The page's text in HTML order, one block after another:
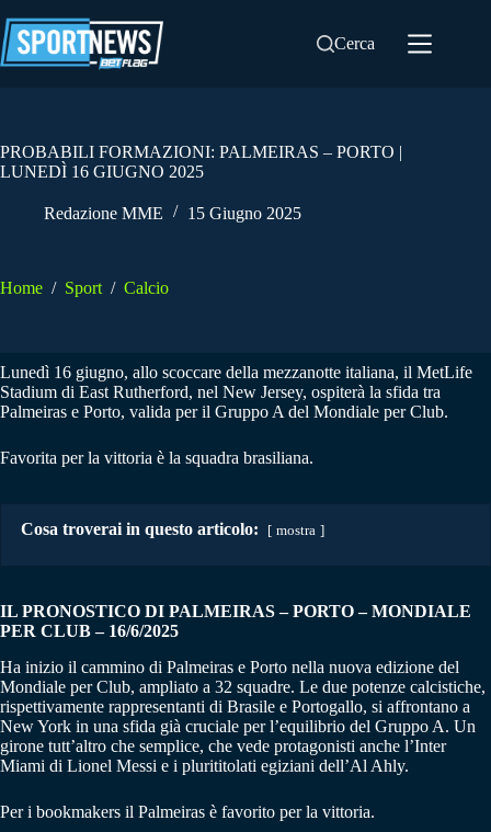
al
contenuto
Cerca
PROBABILI FORMAZIONI: PALMEIRAS – PORTO |
LUNEDÌ 16 GIUGNO 2025
Redazione MME 15 Giugno 2025
Home / Sport / Calcio
Lunedì 16 giugno, allo scoccare della mezzanotte italiana, il MetLife
Stadium di East Rutherford, nel New Jersey, ospiterà la sfida tra
Palmeiras e Porto, valida per il Gruppo A del Mondiale per Club.
Favorita per la vittoria è la squadra brasiliana.
Cosa troverai in questo articolo: mostra
IL PRONOSTICO DI PALMEIRAS – PORTO– MONDIALE
PER CLUB– 16/6/2025
Ha inizio il cammino di Palmeiras e Porto nella nuova edizione del
Mondiale per Club, ampliato a 32 squadre. Le due potenze calcistiche,
rispettivamente rappresentanti di Brasile e Portogallo, si affrontano a
New York in una sfida già cruciale per l’equilibrio del Gruppo A. Un
girone tutt’altro che semplice, che vede protagonisti anche l’Inter
Miami di Lionel Messi e i plurititolati egiziani dell’Al Ahly.
Per i bookmakers il Palmeiras è favorito per la vittoria.